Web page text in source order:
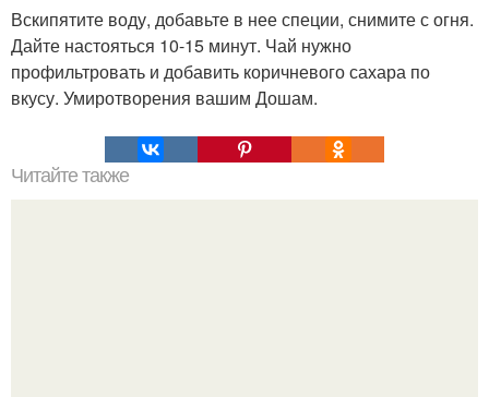
Вскипятите воду, добавьте в нее специи, снимите с огня.
Дайте настояться 10-15 минут. Чай нужно
профильтровать и добавить коричневого сахара по
вкусу. Умиротворения вашим Дошам.
Читайте также